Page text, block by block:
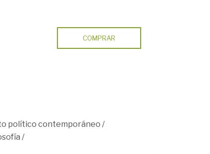
COMPRAR
político contemporáneo /
/